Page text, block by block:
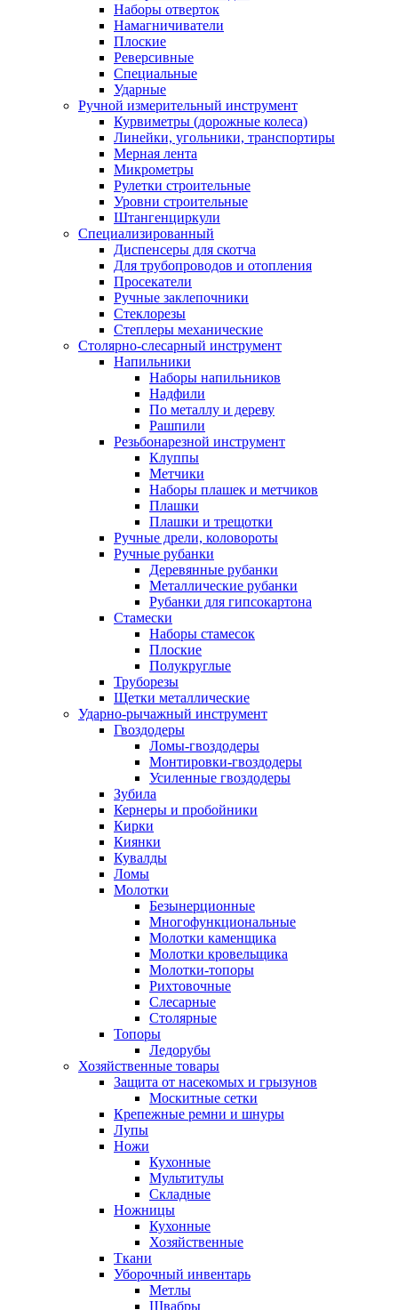
Наборы отверток
Намагничиватели
Плоские
Реверсивные
Специальные
Ударные
Ручной измерительный инструмент
Курвиметры (дорожные колеса)
Линейки, угольники, транспортиры
Мерная лента
Микрометры
Рулетки строительные
Уровни строительные
Штангенциркули
Специализированный
Диспенсеры для скотча
Для трубопроводов и отопления
Просекатели
Ручные заклепочники
Стеклорезы
Степлеры механические
Столярно-слесарный инструмент
Напильники
Наборы напильников
Надфили
По металлу и дереву
Рашпили
Резьбонарезной инструмент
Клуппы
Метчики
Наборы плашек и метчиков
Плашки
Плашки и трещотки
Ручные дрели, коловороты
Ручные рубанки
Деревянные рубанки
Металлические рубанки
Рубанки для гипсокартона
Стамески
Наборы стамесок
Плоские
Полукруглые
Труборезы
Щетки металлические
Ударно-рычажный инструмент
Гвоздодеры
Ломы-гвоздодеры
Монтировки-гвоздодеры
Усиленные гвоздодеры
Зубила
Кернеры и пробойники
Кирки
Киянки
Кувалды
Ломы
Молотки
Безынерционные
Многофункциональные
Молотки каменщика
Молотки кровельщика
Молотки-топоры
Рихтовочные
Слесарные
Столярные
Топоры
Ледорубы
Хозяйственные товары
Защита от насекомых и грызунов
Москитные сетки
Крепежные ремни и шнуры
Лупы
Ножи
Кухонные
Мультитулы
Складные
Ножницы
Кухонные
Хозяйственные
Ткани
Уборочный инвентарь
Метлы
Швабры